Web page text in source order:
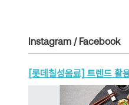
Instagram / Facebook
[롯데칠성음료] 트렌드 활